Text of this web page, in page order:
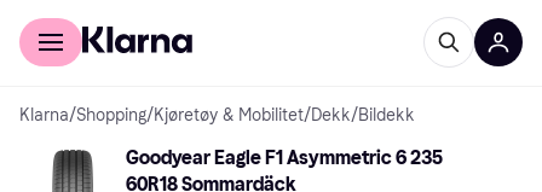
For kunder
Klarna/Shopping/Kjøretøy & Mobilitet/Dekk/Bildekk
Goodyear Eagle F1 Asymmetric 6 235
60R18 Sommardäck